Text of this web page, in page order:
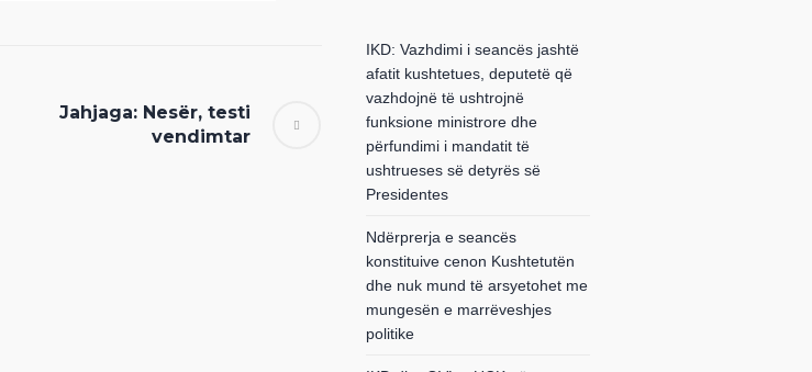
Jahjaga: Nesër, testi
vendimtar
IKD: Vazhdimi i seancës jashtë
afatit kushtetues, deputetë që
vazhdojnë të ushtrojnë
funksione ministrore dhe
përfundimi i mandatit të
ushtrueses së detyrës së
Presidentes
Ndërprerja e seancës
konstituive cenon Kushtetutën
dhe nuk mund të arsyetohet me
mungesën e marrëveshjes
politike